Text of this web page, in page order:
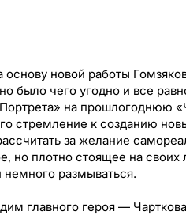
основу новой работы
было чего угодно и все
на прошлогоднюю
стремление к созданию
за желание
но плотно стоящее на своих
размываться.
главного героя —